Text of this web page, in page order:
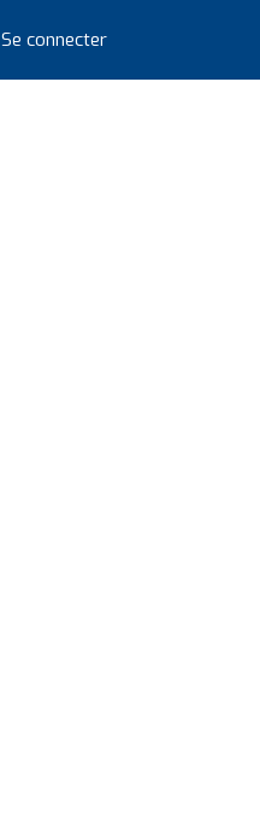
Se connecter